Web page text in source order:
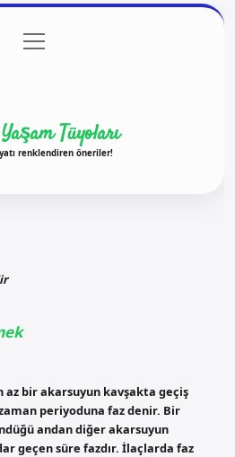
Politikası
menüyü
aç
Tüyoları
renklendiren öneriler!
az bir akarsuyun kavşakta geçiş
periyoduna faz denir. Bir
andan diğer akarsuyun
geçen süre fazdır. İlaçlarda faz